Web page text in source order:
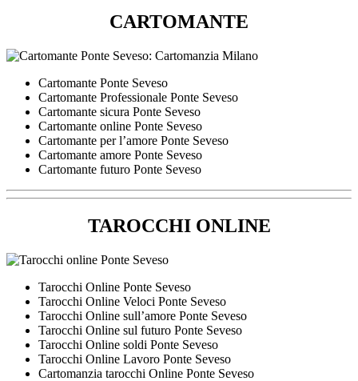
CARTOMANTE
Cartomante Ponte Seveso
Cartomante Professionale Ponte Seveso
Cartomante sicura Ponte Seveso
Cartomante online Ponte Seveso
Cartomante per l’amore Ponte Seveso
Cartomante amore Ponte Seveso
Cartomante futuro Ponte Seveso
TAROCCHI ONLINE
Tarocchi Online Ponte Seveso
Tarocchi Online Veloci Ponte Seveso
Tarocchi Online sull’amore Ponte Seveso
Tarocchi Online sul futuro Ponte Seveso
Tarocchi Online soldi Ponte Seveso
Tarocchi Online Lavoro Ponte Seveso
Cartomanzia tarocchi Online Ponte Seveso